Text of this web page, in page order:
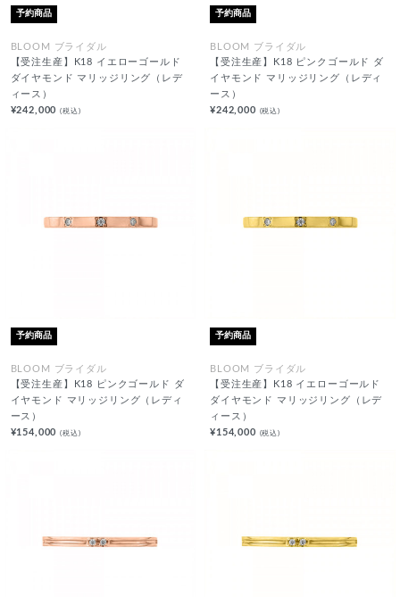
予約商品
BLOOM ブライダル
【受注生産】K18 イエローゴールド
ダイヤモンド マリッジリング（レデ
ィース）
¥242,000(税込)
予約商品
BLOOM ブライダル
【受注生産】K18 ピンクゴールド ダ
イヤモンド マリッジリング（レディ
ース）
¥242,000 (税込)
予約商品
BLOOM ブライダル
【受注生産】K18 ピンクゴールド ダ
イヤモンド マリッジリング（レディ
ース）
¥154,000(税込)
予約商品
BLOOM ブライダル
【受注生産】K18 イエローゴールド
ダイヤモンド マリッジリング（レデ
ィース）
¥154,000 (税込)